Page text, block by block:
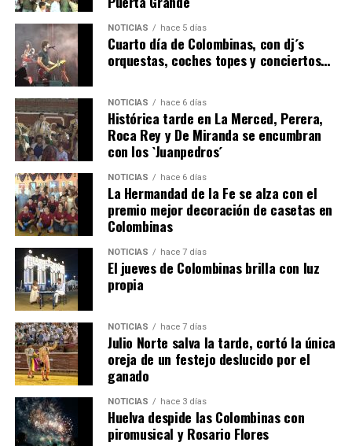
4º DÍA DE LAS FIESTAS COLOMBINAS 2026
hace 5 días Huelvatv
SEXTA CORRIDA DE LAS FIESTAS COLOMBINAS
2026
hace 3 días· Huelvatv
NOTICIAS hace 5 días
Cuarto día de Colombinas, con dj´s
orquestas, coches topes y conciertos…
NOTICIAS hace 6 días
Histórica tarde en La Merced, Perera,
Roca Rey y De Miranda se encumbran
con los `Juanpedros´
NOTICIAS hace 6 días
La Hermandad de la Fe se alza con el
premio mejor decoración de casetas en
Colombinas
NOTICIAS hace 7 días
El jueves de Colombinas brilla con luz
propia
NOTICIAS hace 7 días
Julio Norte salva la tarde, cortó la única
oreja de un festejo deslucido por el
ganado
NOTICIAS hace 3 días
Huelva despide las Colombinas con
piromusical y Rosario Flores